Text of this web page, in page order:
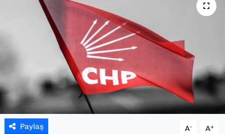
Paylaş A- A+
YAŞAM
YEREL YÖNETİMLER